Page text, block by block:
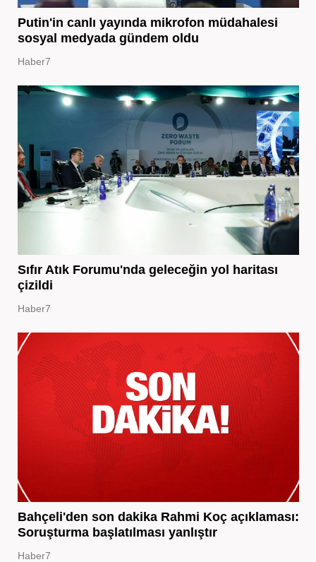
Putin'in canlı yayında mikrofon müdahalesi
sosyal medyada gündem oldu
Haber7
Sıfır Atık Forumu'nda geleceğin yol haritası
çizildi
Haber7
Bahçeli'den son dakika Rahmi Koç açıklaması:
Soruşturma başlatılması yanlıştır
Haber7